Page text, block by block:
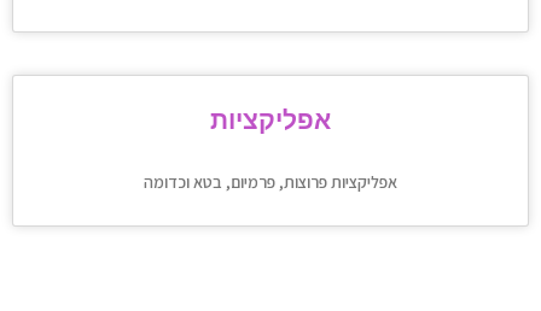
אפליקציות
אפליקציות פרוצות, פרמיום, בטא וכדומה